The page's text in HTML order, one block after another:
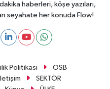
haberleri, köşe yazıları,
seyahate her konuda Flow!
Politikası
OSB
İletişim
SEKTÖR